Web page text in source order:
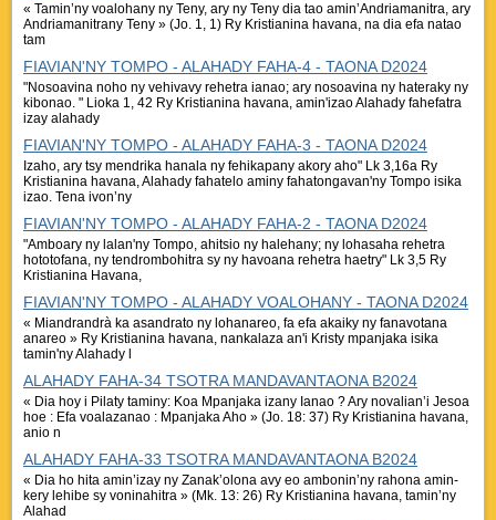
« Tamin’ny voalohany ny Teny, ary ny Teny dia tao amin’Andriamanitra, ary
Andriamanitrany Teny » (Jo. 1, 1) Ry Kristianina havana, na dia efa natao
tam
FIAVIAN'NY TOMPO - ALAHADY FAHA-4 - TAONA D2024
"Nosoavina noho ny vehivavy rehetra ianao; ary nosoavina ny hateraky ny
kibonao. " Lioka 1, 42 Ry Kristianina havana, amin'izao Alahady fahefatra
izay alahady
FIAVIAN'NY TOMPO - ALAHADY FAHA-3 - TAONA D2024
Izaho, ary tsy mendrika hanala ny fehikapany akory aho" Lk 3,16a Ry
Kristianina havana, Alahady fahatelo aminy fahatongavan'ny Tompo isika
izao. Tena ivon’ny
FIAVIAN'NY TOMPO - ALAHADY FAHA-2 - TAONA D2024
"Amboary ny lalan'ny Tompo, ahitsio ny halehany; ny lohasaha rehetra
hototofana, ny tendrombohitra sy ny havoana rehetra haetry" Lk 3,5 Ry
Kristianina Havana,
FIAVIAN'NY TOMPO - ALAHADY VOALOHANY - TAONA D2024
« Miandrandrà ka asandrato ny lohanareo, fa efa akaiky ny fanavotana
anareo » Ry Kristianina havana, nankalaza an'i Kristy mpanjaka isika
tamin'ny Alahady l
ALAHADY FAHA-34 TSOTRA MANDAVANTAONA B2024
« Dia hoy i Pilaty taminy: Koa Mpanjaka izany Ianao ? Ary novalian’i Jesoa
hoe : Efa voalazanao : Mpanjaka Aho » (Jo. 18: 37) Ry Kristianina havana,
anio n
ALAHADY FAHA-33 TSOTRA MANDAVANTAONA B2024
« Dia ho hita amin’izay ny Zanak’olona avy eo ambonin’ny rahona amin-
kery lehibe sy voninahitra » (Mk. 13: 26) Ry Kristianina havana, tamin’ny
Alahad